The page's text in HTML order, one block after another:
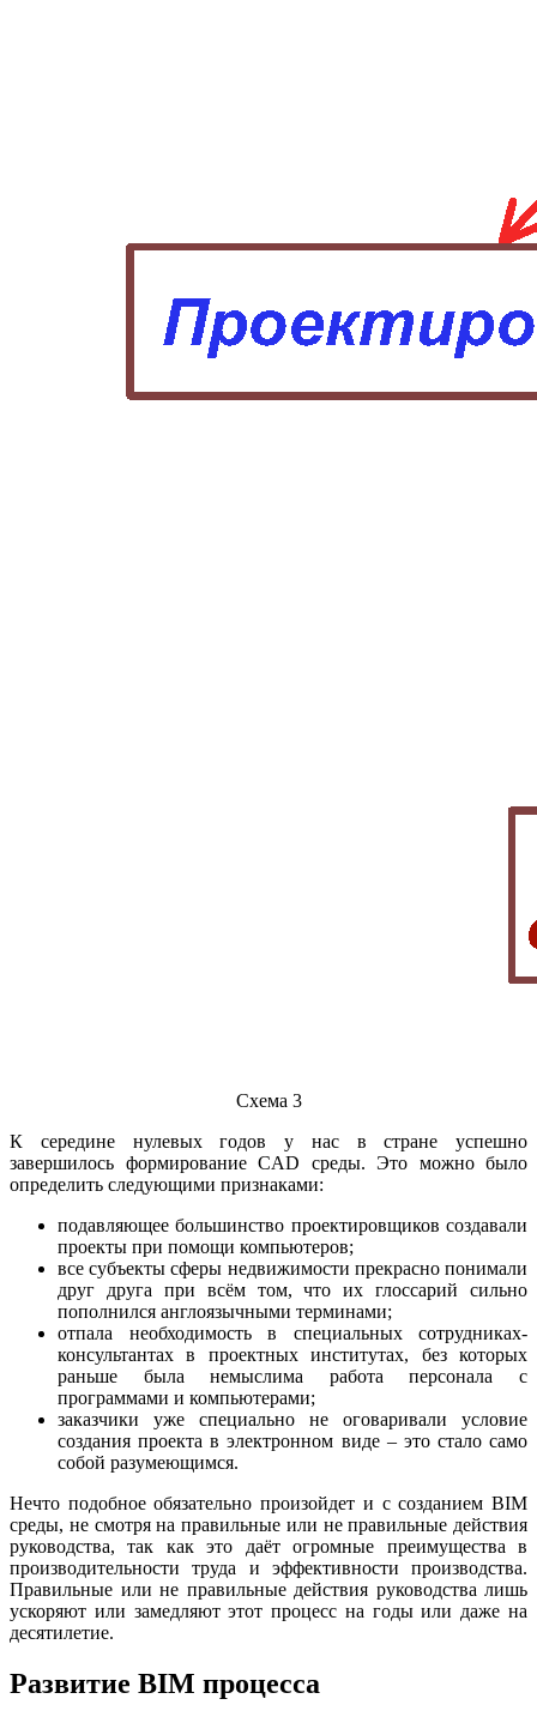
Схема 3
К середине нулевых годов у нас в стране успешно
завершилось формирование CAD среды. Это можно было
определить следующими признаками:
подавляющее большинство проектировщиков создавали
проекты при помощи компьютеров;
все субъекты сферы недвижимости прекрасно понимали
друг друга при всём том, что их глоссарий сильно
пополнился англоязычными терминами;
отпала необходимость в специальных сотрудниках-
консультантах в проектных институтах, без которых
раньше была немыслима работа персонала с
программами и компьютерами;
заказчики уже специально не оговаривали условие
создания проекта в электронном виде – это стало само
собой разумеющимся.
Нечто подобное обязательно произойдет и с созданием BIM
среды, не смотря на правильные или не правильные действия
руководства, так как это даёт огромные преимущества в
производительности труда и эффективности производства.
Правильные или не правильные действия руководства лишь
ускоряют или замедляют этот процесс на годы или даже на
десятилетие.
Развитие BIM процесса